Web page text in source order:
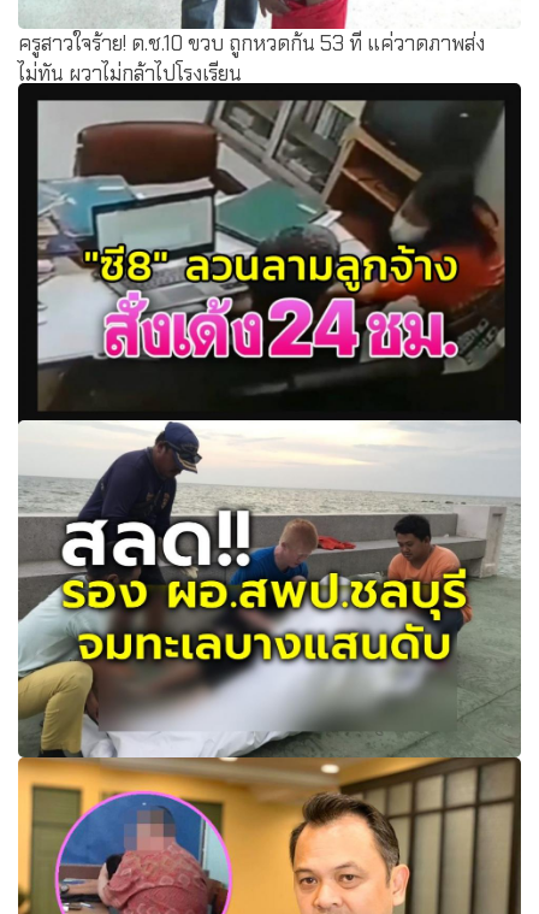
ครูสาวใจร้าย! ด.ช.10 ขวบ ถูกหวดก้น 53 ที แค่วาดภาพส่ง
ไม่ทัน ผวาไม่กล้าไปโรงเรียน
ด่วน! สั่งเด้งราชการ "ซี8" ลวนลามลูกจ้างสาวจนลาออก
สลด!! รอง ผอ.สพป.ชลบุรี เขต 2 จมทะเลบางแสนดับ (คลิป)